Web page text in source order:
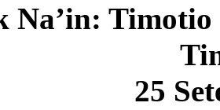
Na’in: Timotio
25